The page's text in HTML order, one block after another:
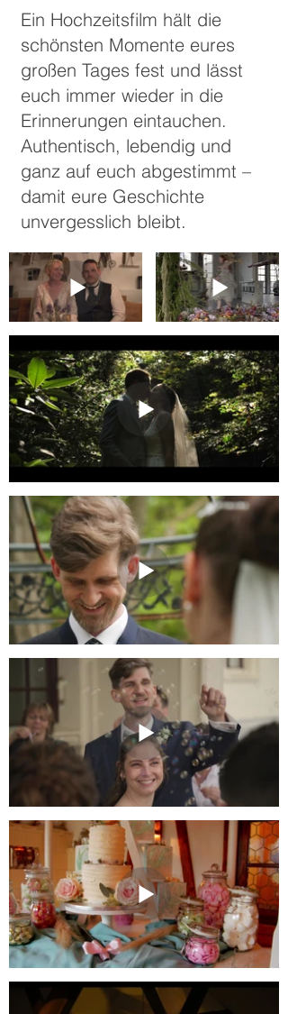
Ein Hochzeitsfilm hält die
schönsten Momente eures
großen Tages fest und lässt
euch immer wieder in die
Erinnerungen eintauchen.
Authentisch, lebendig und
ganz auf euch abgestimmt –
damit eure Geschichte
unvergesslich bleibt.